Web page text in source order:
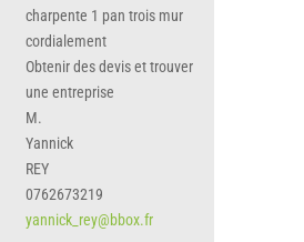
charpente 1 pan trois mur
cordialement
Obtenir des devis et trouver
une entreprise
M.
Yannick
REY
0762673219
yannick_rey@bbox.fr